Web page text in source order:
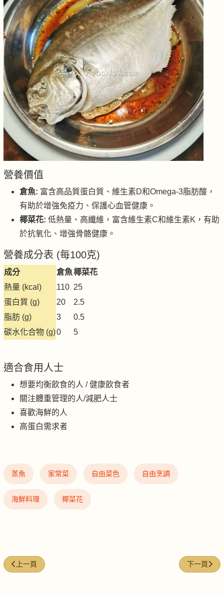
營養價值
倉魚: 富含高品質蛋白質、維生素D和Omega-3脂肪酸，
有助於增強免疫力、保護心血管健康。
椰菜花: 低熱量、高纖維，富含維生素C和維生素K，有助
於抗氧化、增強骨骼健康。
營養成分表 (每100克)
成分 倉魚椰菜花
熱量 (kcal)
110 25
蛋白質 (g)
20
2.5
脂肪 (g)
3
0.5
碳水化合物 (g)0 5
適合食用人士
想要均衡飲食的人 / 健康飲食者
關注體重管理的人/減肥人士
喜歡海鮮的人
高蛋白需求者
蒸魚 家常菜 自由菜色 自由烹調
海鮮料理 椰菜花
上一篇文章: 蒜香微波三文魚
上一頁 下一篇文章
下一頁